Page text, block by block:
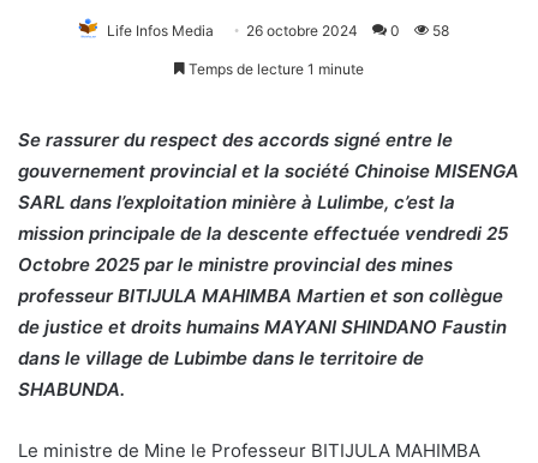
Life Infos Media 26 octobre 2024 0 58
Temps de lecture 1 minute
Se rassurer du respect des accords signé entre le
gouvernement provincial et la société Chinoise MISENGA
SARL dans l’exploitation minière à Lulimbe, c’est la
mission principale de la descente effectuée vendredi 25
Octobre 2025 par le ministre provincial des mines
professeur BITIJULA MAHIMBA Martien et son collègue
de justice et droits humains MAYANI SHINDANO Faustin
dans le village de Lubimbe dans le territoire de
SHABUNDA.
Le ministre de Mine le Professeur BITIJULA MAHIMBA